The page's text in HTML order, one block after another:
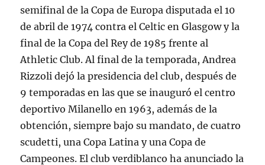
semifinal de la Copa de Europa disputada el 10
de abril de 1974 contra el Celtic en Glasgow y la
final de la Copa del Rey de 1985 frente al
Athletic Club. Al final de la temporada, Andrea
Rizzoli dejó la presidencia del club, después de
9 temporadas en las que se inauguró el centro
deportivo Milanello en 1963, además de la
obtención, siempre bajo su mandato, de cuatro
scudetti, una Copa Latina y una Copa de
Campeones. El club verdiblanco ha anunciado la